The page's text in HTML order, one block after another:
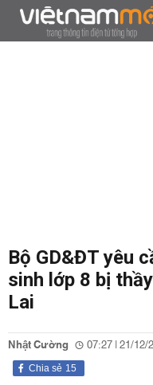
Bộ GD&ĐT yêu
sinh lớp 8 bị
Lai
Nhật Cường 07:27 | 21/12/
15
Chia sẻ